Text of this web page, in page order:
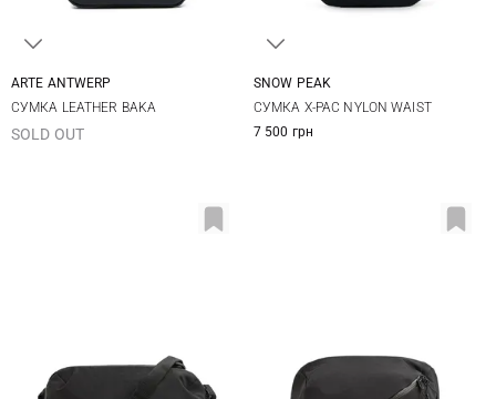
ARTE ANTWERP
СУМКА LEATHER BAKA
SOLD OUT
SNOW PEAK
СУМКА X-PAC NYLON WAIST
7 500 грн